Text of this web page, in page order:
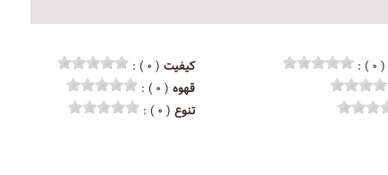
( ۰ ) : کیفیت ( ۰ ) :
قهوه ( ۰ ) :
تنوع ( ۰ ) :